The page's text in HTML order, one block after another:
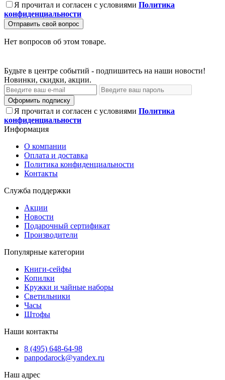
Я прочитал и согласен с условиями Политика
конфиденциальности
Отправить свой вопрос
Нет вопросов об этом товаре.
Будьте в центре событий - подпишитесь на наши новости!
Новинки, скидки, акции.
Оформить подписку
Я прочитал и согласен с условиями Политика
конфиденциальности
Информация
О компании
Оплата и доставка
Политика конфиденциальности
Контакты
Служба поддержки
Акции
Новости
Подарочный сертификат
Производители
Популярные категории
Книги-сейфы
Копилки
Кружки и чайные наборы
Светильники
Часы
Штофы
Наши контакты
8 (495) 648-64-98
panpodarock@yandex.ru
Наш адрес